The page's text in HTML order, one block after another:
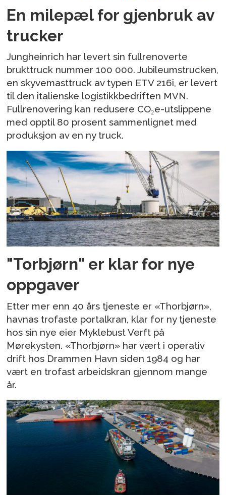
En milepæl for gjenbruk av
trucker
Jungheinrich har levert sin fullrenoverte
brukttruck nummer 100 000. Jubileumstrucken,
en skyvemasttruck av typen ETV 216i, er levert
til den italienske logistikkbedriften MVN.
Fullrenovering kan redusere CO₂e-utslippene
med opptil 80 prosent sammenlignet med
produksjon av en ny truck.
"Torbjørn" er klar for nye
oppgaver
Etter mer enn 40 års tjeneste er «Thorbjørn»,
havnas trofaste portalkran, klar for ny tjeneste
hos sin nye eier Myklebust Verft på
Mørekysten. «Thorbjørn» har vært i operativ
drift hos Drammen Havn siden 1984 og har
vært en trofast arbeidskran gjennom mange
år.